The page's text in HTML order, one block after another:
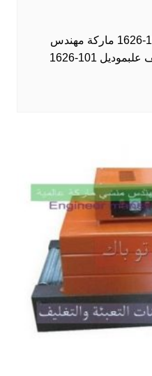
ماكينة تغليف علب موديل 101-1626 ماركة مهندس
منسي مواصفات ماكينة تغليف علبموديل 101-1626